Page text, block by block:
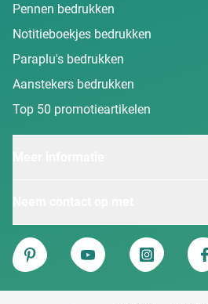
Pennen bedrukken
Notitieboekjes bedrukken
Paraplu's bedrukken
Aanstekers bedrukken
Top 50 promotieartikelen
Van Heijster
Pinterest
YouTube Instagram